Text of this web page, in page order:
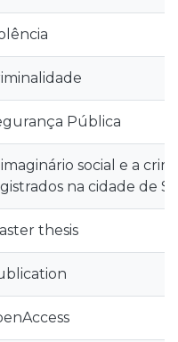
Pública
social e a
na cidade de
thesis